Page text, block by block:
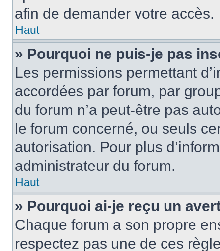
afin de demander votre accès.
Haut
» Pourquoi ne puis-je pas
Les permissions permettant
accordées par forum, par
du forum n’a peut-être pas
le forum concerné, ou seuls
autorisation. Pour plus
administrateur du forum.
Haut
» Pourquoi ai-je reçu un
Chaque forum a son propre
respectez pas une de ces